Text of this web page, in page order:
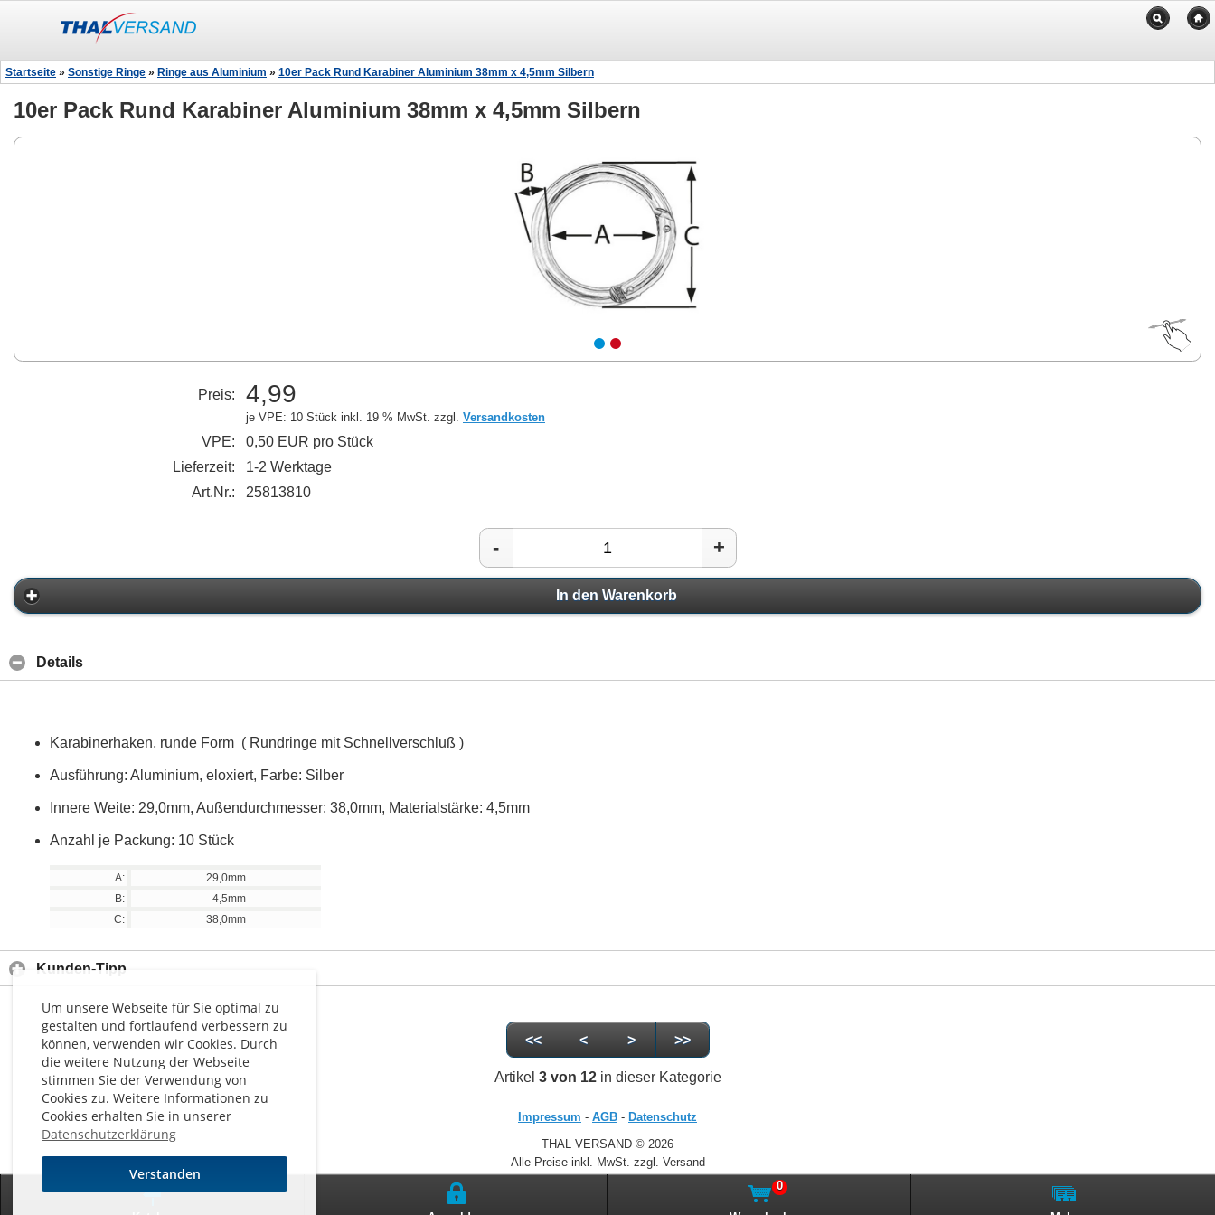
Um unsere Webseite für Sie optimal zu
gestalten und fortlaufend verbessern zu
können, verwenden wir Cookies. Durch
die weitere Nutzung der Webseite
stimmen Sie der Verwendung von
Cookies zu. Weitere Informationen zu
Cookies erhalten Sie in unserer
Datenschutzerklärung
Verstanden
Startseite » Sonstige Ringe » Ringe aus Aluminium » 10er Pack Rund Karabiner Aluminium 38mm x 4,5mm Silbern
10er Pack Rund Karabiner Aluminium 38mm x 4,5mm Silbern
Preis: 4,99
je VPE: 10 Stück inkl. 19 % MwSt. zzgl. Versandkosten
VPE:
0,50 EUR pro Stück
Lieferzeit:
1-2 Werktage
Art.Nr.:
25813810
- +
In den Warenkorb
Details
Karabinerhaken, runde Form ( Rundringe mit Schnellverschluß )
Ausführung: Aluminium, eloxiert, Farbe: Silber
Innere Weite: 29,0mm, Außendurchmesser: 38,0mm, Materialstärke: 4,5mm
Anzahl je Packung: 10 Stück
A:
29,0mm
B:
4,5mm
C:
38,0mm
Kunden-Tipp
<< < > >>
Artikel 3 von 12in dieser Kategorie
Impressum - AGB - Datenschutz
THAL VERSAND © 2026
Alle Preise inkl. MwSt. zzgl. Versand
0